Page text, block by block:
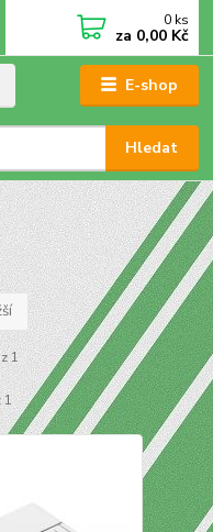
E-shop
Hledat
0 ks
za 0,00 Kč
1
1